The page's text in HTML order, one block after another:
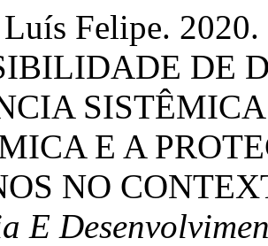
Felipe.
DE
E A
NO
E